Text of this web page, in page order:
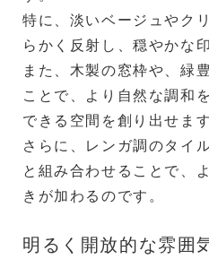
特に、淡いベージュやク
らかく反射し、穏やかな
また、木製の窓枠や、緑
ことで、より自然な調和
できる空間を創り出せます
さらに、レンガ調のタイ
と組み合わせることで、
きが加わるのです。
明るく開放的な雰囲